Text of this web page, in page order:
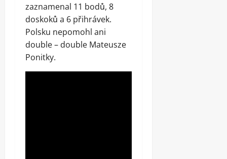
zaznamenal 11 bodů, 8
doskoků a 6 přihrávek.
Polsku nepomohl ani
double – double Mateusze
Ponitky.